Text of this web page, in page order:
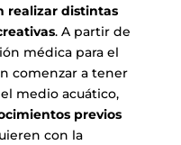
realizar distintas
. A partir de
médica para el
comenzar a tener
medio acuático,
previos
con la